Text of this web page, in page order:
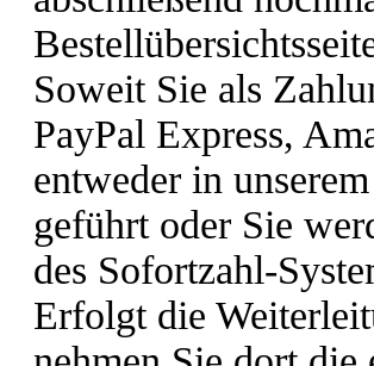
Soweit Sie als
PayPal Express,
entweder in
geführt oder Sie
des Sofortzahl-
Erfolgt die